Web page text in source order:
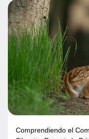
Comprendiendo el